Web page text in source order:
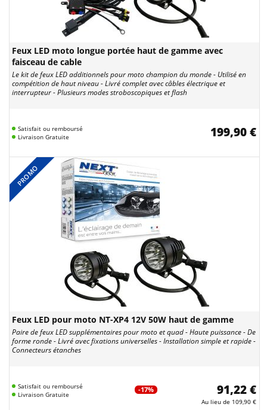
Feux LED moto longue portée haut de gamme avec
faisceau de cable
Le kit de feux LED additionnels pour moto champion du monde - Utilisé en
compétition de haut niveau - Livré complet avec câbles électrique et
interrupteur - Plusieurs modes stroboscopiques et flash
Satisfait ou remboursé
Livraison Gratuite
199,90 €
PROMO
Feux LED pour moto NT-XP4 12V 50W haut de gamme
Paire de feux LED supplémentaires pour moto et quad - Haute puissance - De
forme ronde - Livré avec fixations universelles - Installation simple et rapide -
Connecteurs étanches
Satisfait ou remboursé
Livraison Gratuite
-17% 91,22 €
Au lieu de 109,90 €